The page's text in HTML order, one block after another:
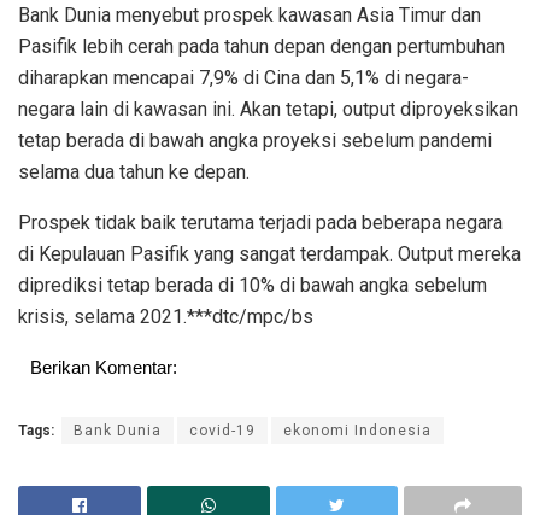
Bank Dunia menyebut prospek kawasan Asia Timur dan
Pasifik lebih cerah pada tahun depan dengan pertumbuhan
diharapkan mencapai 7,9% di Cina dan 5,1% di negara-
negara lain di kawasan ini. Akan tetapi, output diproyeksikan
tetap berada di bawah angka proyeksi sebelum pandemi
selama dua tahun ke depan.
Prospek tidak baik terutama terjadi pada beberapa negara
di Kepulauan Pasifik yang sangat terdampak. Output mereka
diprediksi tetap berada di 10% di bawah angka sebelum
krisis, selama 2021.***dtc/mpc/bs
Berikan Komentar:
Tags: Bank Dunia covid-19 ekonomi Indonesia